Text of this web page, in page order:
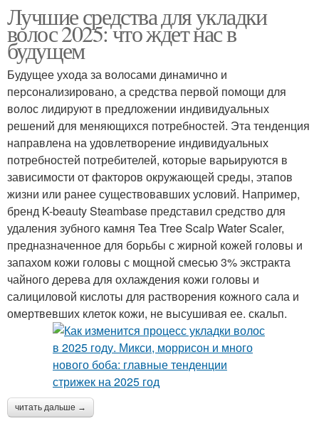
Лучшие средства для укладки
волос 2025: что ждет нас в
будущем
Будущее ухода за волосами динамично и
персонализировано, а средства первой помощи для
волос лидируют в предложении индивидуальных
решений для меняющихся потребностей. Эта тенденция
направлена ​​на удовлетворение индивидуальных
потребностей потребителей, которые варьируются в
зависимости от факторов окружающей среды, этапов
жизни или ранее существовавших условий. Например,
бренд K-beauty Steambase представил средство для
удаления зубного камня Tea Tree Scalp Water Scaler,
предназначенное для борьбы с жирной кожей головы и
запахом кожи головы с мощной смесью 3% экстракта
чайного дерева для охлаждения кожи головы и
салициловой кислоты для растворения кожного сала и
омертвевших клеток кожи, не высушивая ее. скальп.
читать дальше →